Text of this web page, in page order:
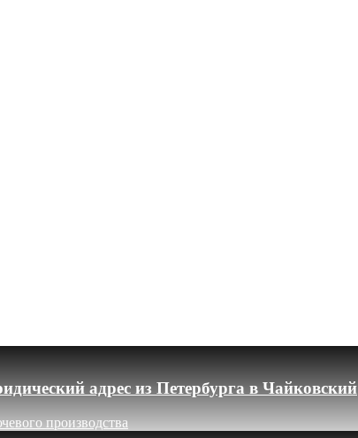
адрес из Петербурга в Чайковский
производства